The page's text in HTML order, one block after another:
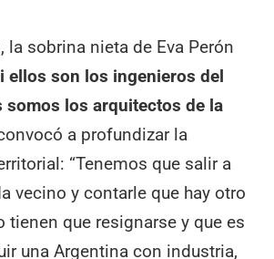
la sobrina nieta de Eva Perón
ellos son los ingenieros del
somos los arquitectos de la
a profundizar la
“Tenemos que salir a
vecino y contarle que hay otro
tienen que resignarse y que es
una Argentina con industria,